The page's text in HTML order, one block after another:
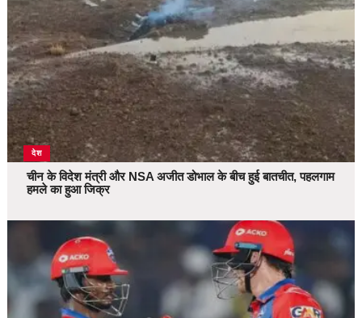
देश
चीन के विदेश मंत्री और NSA अजीत डोभाल के बीच हुई बातचीत, पहलगाम
हमले का हुआ जिक्र